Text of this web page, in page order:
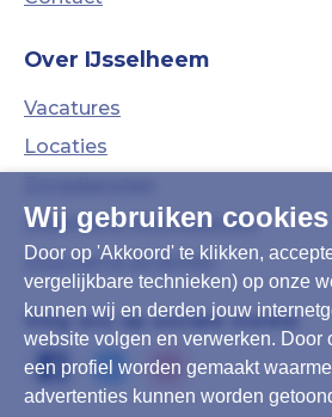
Over IJsselheem
Vacatures
Locaties
Algemene Voorwaarden
Duurzame ambities
Volg ons op sociale media:
Wij gebruiken cookies
Door op 'Akkoord' te klikken,
vergelijkbare technieken) op onze
kunnen wij en derden jouw
website volgen en verwerken. Door
een profiel worden gemaakt
advertenties kunnen worden